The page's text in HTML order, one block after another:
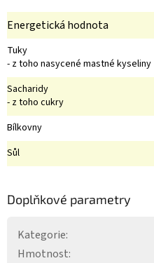
Energetická hodnota
Tuky
- z toho nasycené mastné kyseliny
Sacharidy
- z toho cukry
Bílkovny
Sůl
Doplňkové parametry
Kategorie:
Hmotnost: